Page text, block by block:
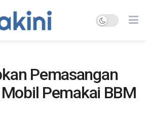
Pemasangan
Pemakai BBM